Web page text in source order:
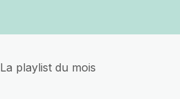
La playlist du mois